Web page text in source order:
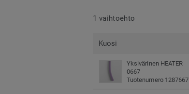
1 vaihtoehto
Kuosi
Yksivärinen HEATER
0667
Tuotenumero 1287667